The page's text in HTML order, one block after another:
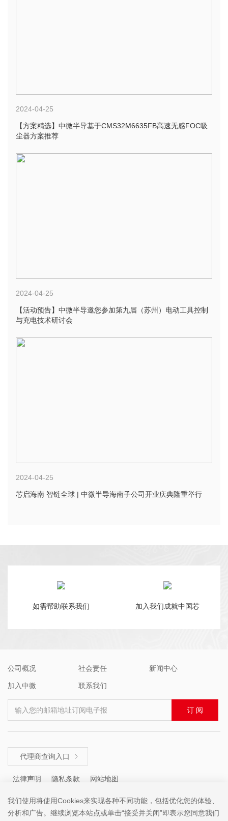
2024-04-25
【方案精选】中微半导基于CMS32M6635FB高速无感FOC吸
尘器方案推荐
2024-04-25
【活动预告】中微半导邀您参加第九届（苏州）电动工具控制
与充电技术研讨会
2024-04-25
芯启海南 智链全球 | 中微半导海南子公司开业庆典隆重举行
如需帮助联系我们 加入我们成就中国芯
公司概况 社会责任 新闻中心
加入中微 联系我们
输入您的邮箱地址订阅电子报 订 阅
代理商查询入口 
法律声明 隐私条款 网站地图
咨询热线 ： +86 (755) 8671 5143
我们使用将使用Cookies来实现各种不同功能，包括优化您的体验、
分析和广告。继续浏览本站点或单击“接受并关闭”即表示您同意我们